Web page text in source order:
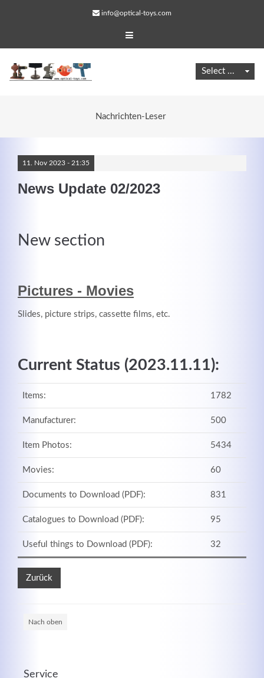
info@optical-toys.com
Nachrichten-Leser
11. Nov 2023 - 21:35
News Update 02/2023
New section
Pictures - Movies
Slides, picture strips, cassette films, etc.
Current Status (2023.11.11):
Items: 1782
Manufacturer: 500
Item Photos: 5434
Movies: 60
Documents to Download (PDF): 831
Catalogues to Download (PDF): 95
Useful things to Download (PDF): 32
Zurück
Nach oben
Service
Lorem ipsum dolor sit amet, consectetuer adipiscing
MEHR INFOS
Good Service
Lorem ipsum dolor sit amet, consectetuer adipiscing
elit. Aenean commodo ligula eget dolor.
MEHR INFOS